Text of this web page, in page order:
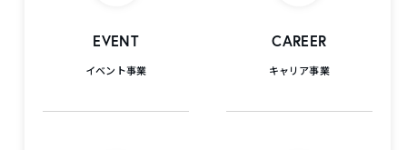
EVENT
イベント事業
CAREER
キャリア事業